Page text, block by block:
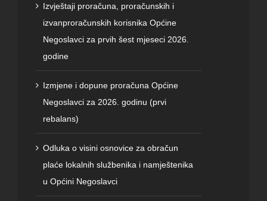
Izvještaji proračuna, proračunskih i
izvanproračunskih korisnika Općine
Negoslavci za prvih šest mjeseci 2026.
godine
Izmjene i dopune proračuna Općine
Negoslavci za 2026. godinu (prvi
rebalans)
Odluka o visini osnovice za obračun
plaće lokalnih službenika i namještenika
u Općini Negoslavci